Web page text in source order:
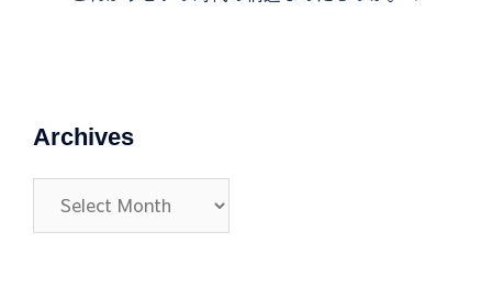
ョ
Archives